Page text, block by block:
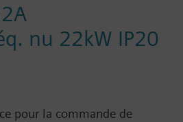
nu 22kW IP20
pour la commande de